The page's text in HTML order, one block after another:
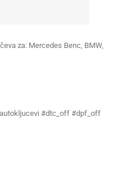
za: Mercedes Benc, BMW,
#dtc_off #dpf_off